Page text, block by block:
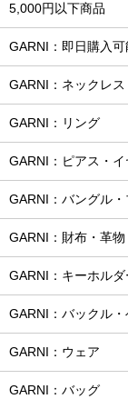
5,000円以下商品
GARNI：即日購入可
GARNI：ネックレス
GARNI：リング
GARNI：ピアス・
GARNI：バングル
GARNI：財布・革物
GARNI：キーホルダ
GARNI：バックル・
GARNI：ウェア
GARNI：バッグ